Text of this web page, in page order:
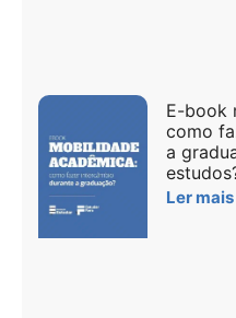
E-book
como
a
Ler mais